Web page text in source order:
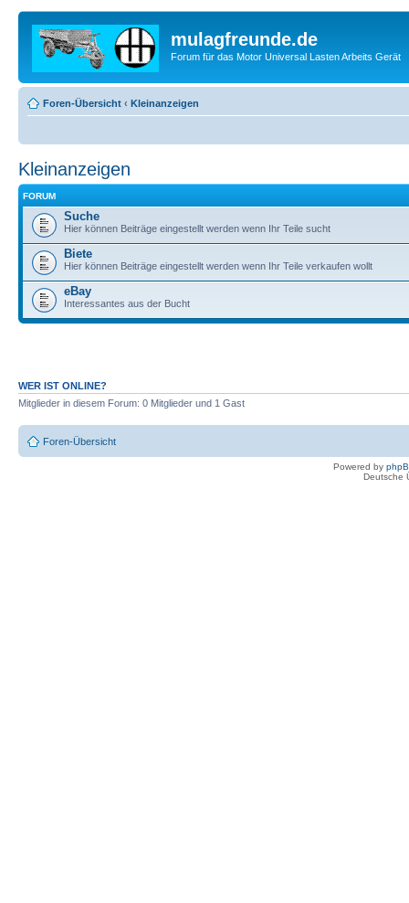
mulagfreunde.de
Forum für das Motor Universal Lasten Arbeits Gerät
Foren-Übersicht ‹ Kleinanzeigen
Kleinanzeigen
FORUM
Suche
Hier können Beiträge eingestellt werden wenn Ihr Teile sucht
Biete
Hier können Beiträge eingestellt werden wenn Ihr Teile verkaufen wollt
eBay
Interessantes aus der Bucht
WER IST ONLINE?
Mitglieder in diesem Forum: 0 Mitglieder und 1 Gast
Foren-Übersicht
Powered by
Deutsche